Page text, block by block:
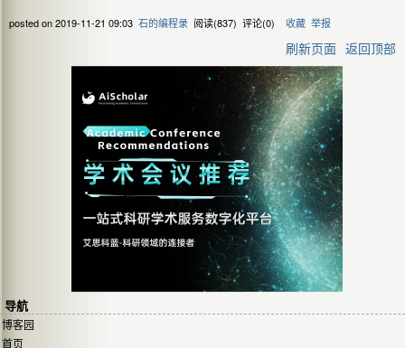
posted on2019-11-21 09:03 石的编程录 阅读(837) 评论(0) 收藏 举报
刷新页面 返回顶部
导航
博客园
首页